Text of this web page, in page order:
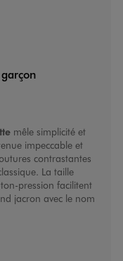
mêle simplicité et
impeccable et
contrastantes
La taille
pression facilitent
jacron avec le nom